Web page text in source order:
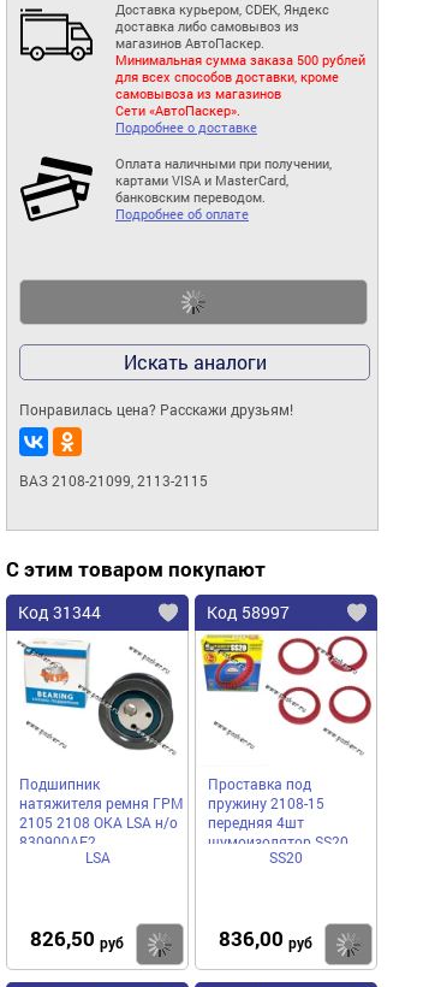
Доставка курьером, CDEK, Яндекс
доставка либо самовывоз из
магазинов АвтоПаскер.
Минимальная сумма заказа 500 рублей
для всех способов доставки, кроме
самовывоза из магазинов
Сети «АвтоПаскер».
Подробнее о доставке
Оплата наличными при получении,
картами VISA и MasterCard,
банковским переводом.
Подробнее об оплате
Искать аналоги
Понравилась цена? Расскажи друзьям!
ВАЗ 2108-21099, 2113-2115
С этим товаром покупают
Код 31344
Подшипник
натяжителя ремня ГРМ
2105 2108 ОКА LSA н/о
830900АЕ2
LSA
826,50 руб Купить
Код 58997
Проставка под
пружину 2108-15
передняя 4шт
шумоизолятор SS20
SS20
836,00 руб